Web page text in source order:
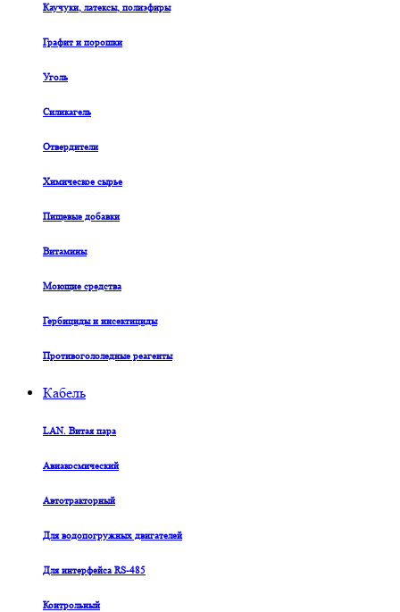
Каучуки, латексы, полиэфиры
Графит и порошки
Уголь
Силикагель
Отвердители
Химическое сырье
Пищевые добавки
Витамины
Моющие средства
Гербициды и инсектициды
Противогололедные реагенты
Кабель
LAN. Витая пара
Авиакосмический
Автотракторный
Для водопогружных двигателей
Для интерфейса RS-485
Контрольный